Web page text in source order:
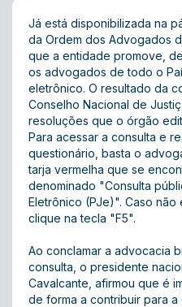
Já está disponibilizada na
da Ordem dos Advogados
que a entidade promove,
os advogados de todo o
eletrônico. O resultado da
Conselho Nacional de
resoluções que o órgão
Para acessar a consulta e
questionário, basta o
tarja vermelha que se
denominado "Consulta
Eletrônico (PJe)". Caso não
clique na tecla "F5".
Ao conclamar a advocacia
consulta, o presidente
Cavalcante, afirmou que é
de forma a contribuir para